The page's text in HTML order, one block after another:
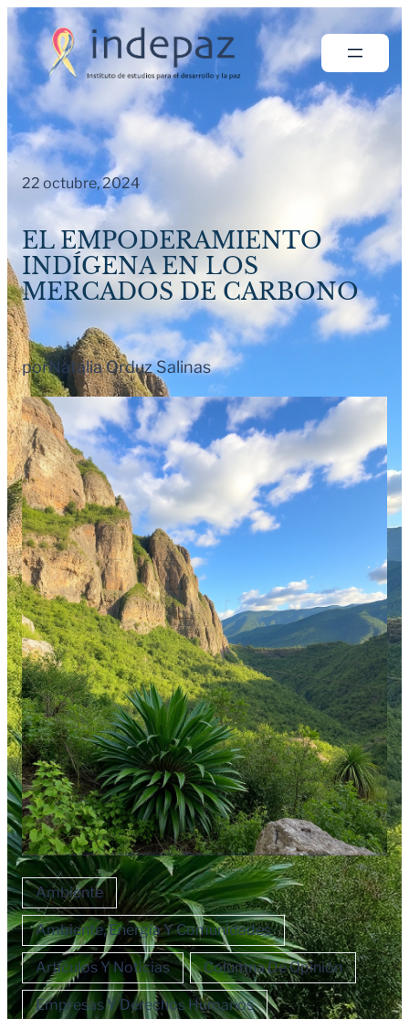
Saltar
al
22 octubre, 2024
EL EMPODERAMIENTO
INDÍGENA EN LOS
MERCADOS DE CARBONO
porNatalia Orduz Salinas
Ambiente
Ambiente, Energía Y Comunidades
Artículos Y Noticias Columna De Opinión
Empresas Y Derechos Humanos